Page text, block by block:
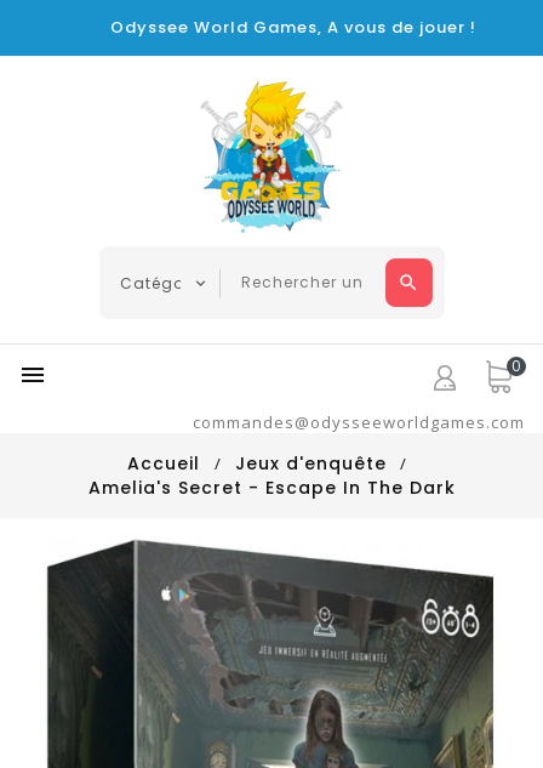
Odyssee World Games, A vous de jouer !
 0
commandes@odysseeworldgames.com
Accueil
Jeux d'enquête
Amelia's Secret - Escape In The Dark